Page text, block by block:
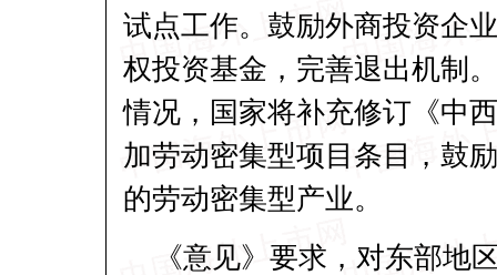
试点工作。鼓励外商投资企
权投资基金 ，完善退出机制
情况，国家将补充修订《中
加劳动密集型项目条目，鼓
的劳动密集型产业。
《意见》要求，对东部地